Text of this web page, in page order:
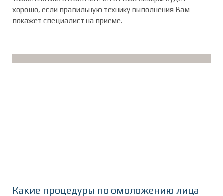
хорошо, если правильную технику выполнения Вам
покажет специалист на приеме.
Какие процедуры по омоложению лица